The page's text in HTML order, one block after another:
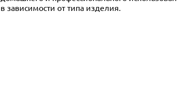
в зависимости от типа изделия.